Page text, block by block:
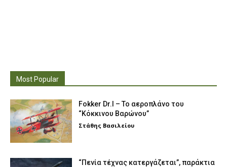
Most Popular
Fokker Dr.I – To αεροπλάνο του
“Κόκκινου Βαρώνου”
Στάθης Βασιλείου
“Πενία τέχνας κατεργάζεται”, παράκτια